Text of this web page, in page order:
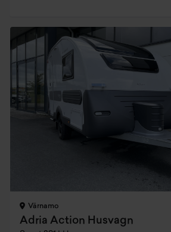
Värnamo
Adria Action Husvagn